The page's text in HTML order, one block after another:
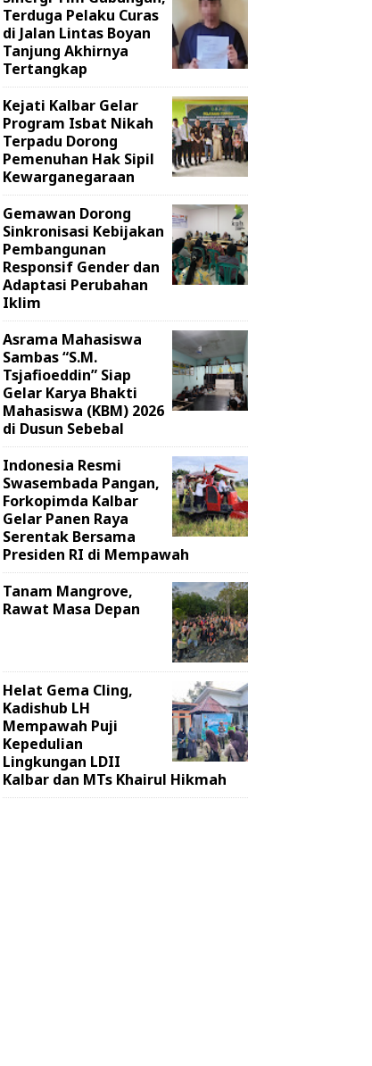
Terduga Pelaku Curas
di Jalan Lintas Boyan
Tanjung Akhirnya
Tertangkap
Kejati Kalbar Gelar
Program Isbat Nikah
Terpadu Dorong
Pemenuhan Hak Sipil
Kewarganegaraan
Gemawan Dorong
Sinkronisasi Kebijakan
Pembangunan
Responsif Gender dan
Adaptasi Perubahan
Iklim
Asrama Mahasiswa
Sambas “S.M.
Tsjafioeddin” Siap
Gelar Karya Bhakti
Mahasiswa (KBM) 2026
di Dusun Sebebal
Indonesia Resmi
Swasembada Pangan,
Forkopimda Kalbar
Gelar Panen Raya
Serentak Bersama
Presiden RI di Mempawah
Tanam Mangrove,
Rawat Masa Depan
Helat Gema Cling,
Kadishub LH
Mempawah Puji
Kepedulian
Lingkungan LDII
Kalbar dan MTs Khairul Hikmah